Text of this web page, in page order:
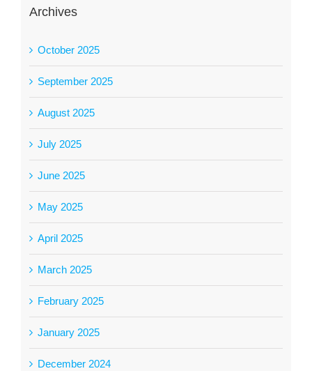
Archives
October 2025
September 2025
August 2025
July 2025
June 2025
May 2025
April 2025
March 2025
February 2025
January 2025
December 2024